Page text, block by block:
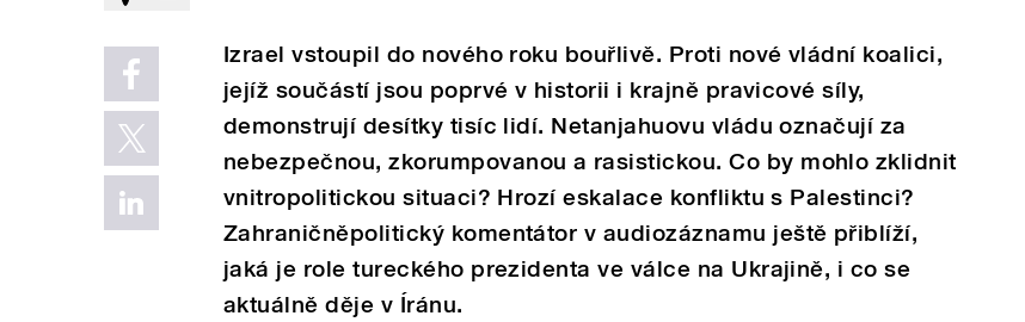
Izrael vstoupil do nového roku bouřlivě. Proti nové vládní koalici,
jejíž součástí jsou poprvé v historii i krajně pravicové síly,
demonstrují desítky tisíc lidí. Netanjahuovu vládu označují za
nebezpečnou, zkorumpovanou a rasistickou. Co by mohlo zklidnit
vnitropolitickou situaci? Hrozí eskalace konfliktu s Palestinci?
Zahraničněpolitický komentátor v audiozáznamu ještě přiblíží,
jaká je role tureckého prezidenta ve válce na Ukrajině, i co se
aktuálně děje v Íránu.